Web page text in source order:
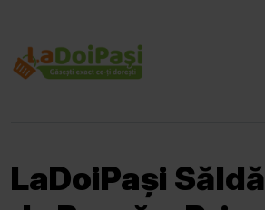
LaDoiPași